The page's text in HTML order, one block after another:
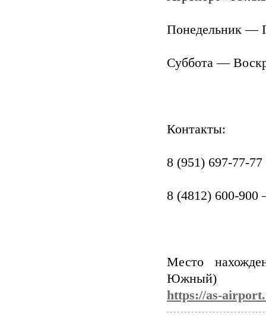
Понедельник —
Суббота —
Контакты:
8 (951) 697-77-
8 (4812) 600-900
Место
Южный)
https://as-